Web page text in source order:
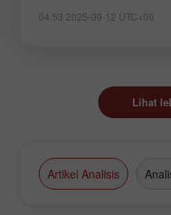
04:53 2025-09-12 UTC+00
Lihat
Artikel Analisis